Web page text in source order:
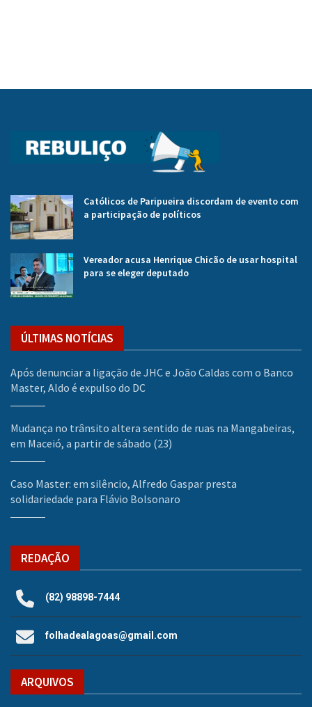
Católicos de Paripueira discordam de evento com
a participação de políticos
Vereador acusa Henrique Chicão de usar hospital
para se eleger deputado
ÚLTIMAS NOTÍCIAS
Após denunciar a ligação de JHC e João Caldas com o Banco
Master, Aldo é expulso do DC
Mudança no trânsito altera sentido de ruas na Mangabeiras,
em Maceió, a partir de sábado (23)
Caso Master: em silêncio, Alfredo Gaspar presta
solidariedade para Flávio Bolsonaro
REDAÇÃO
(82) 98898-7444
folhadealagoas@gmail.com
ARQUIVOS